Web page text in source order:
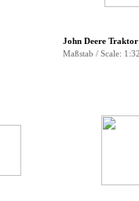
John Deere Traktor
Maßstab / Scale: 1:32